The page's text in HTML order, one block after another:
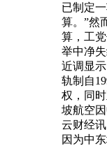
已制定
算。”然
算，工
举中净
近调显
轨制自
权，同
坡航空
云财经
因为中